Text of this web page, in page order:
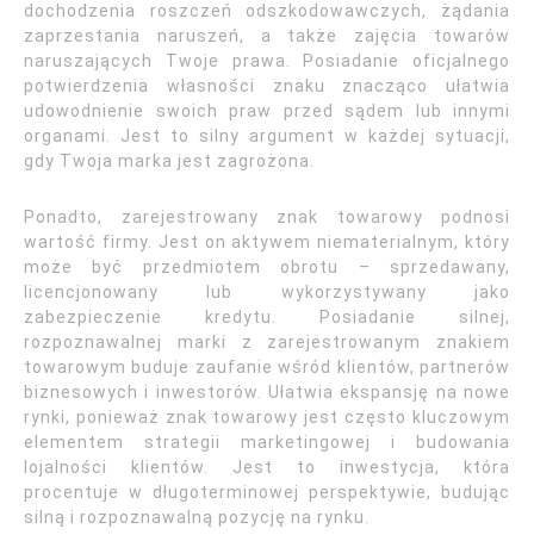
dochodzenia roszczeń odszkodowawczych, żądania
zaprzestania naruszeń, a także zajęcia towarów
naruszających Twoje prawa. Posiadanie oficjalnego
potwierdzenia własności znaku znacząco ułatwia
udowodnienie swoich praw przed sądem lub innymi
organami. Jest to silny argument w każdej sytuacji,
gdy Twoja marka jest zagrożona.
Ponadto, zarejestrowany znak towarowy podnosi
wartość firmy. Jest on aktywem niematerialnym, który
może być przedmiotem obrotu – sprzedawany,
licencjonowany lub wykorzystywany jako
zabezpieczenie kredytu. Posiadanie silnej,
rozpoznawalnej marki z zarejestrowanym znakiem
towarowym buduje zaufanie wśród klientów, partnerów
biznesowych i inwestorów. Ułatwia ekspansję na nowe
rynki, ponieważ znak towarowy jest często kluczowym
elementem strategii marketingowej i budowania
lojalności klientów. Jest to inwestycja, która
procentuje w długoterminowej perspektywie, budując
silną i rozpoznawalną pozycję na rynku.